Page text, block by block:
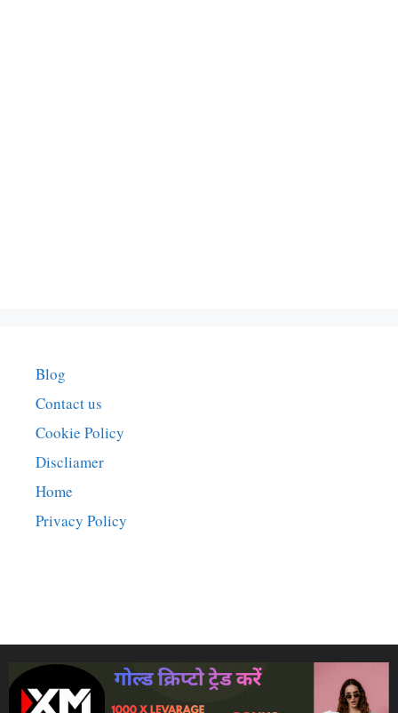
Blog
Contact us
Cookie Policy
Discliamer
Home
Privacy Policy